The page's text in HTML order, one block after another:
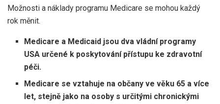
Možnosti a náklady programu Medicare se mohou každý
rok měnit.
Medicare a Medicaid jsou dva vládní programy
USA určené k poskytování přístupu ke zdravotní
péči.
Medicare se vztahuje na občany ve věku 65 a více
let, stejně jako na osoby s určitými chronickými